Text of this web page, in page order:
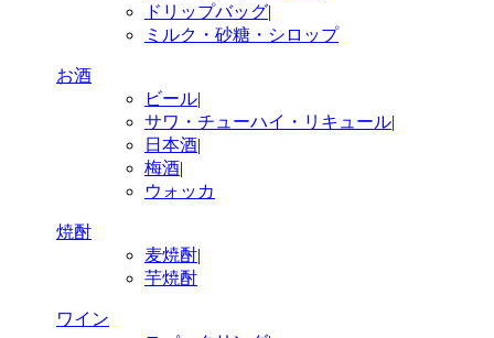
ドリップバッグ|
ミルク・砂糖・シロップ
お酒
ビール|
サワ・チューハイ・リキュール|
日本酒|
梅酒|
ウォッカ
焼酎
麦焼酎|
芋焼酎
ワイン